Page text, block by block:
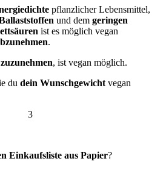
pflanzlicher Lebensmittel,
und dem geringen
ist es möglich vegan
.
, ist vegan möglich.
du dein Wunschgewicht vegan
3
Einkaufsliste aus Papier?